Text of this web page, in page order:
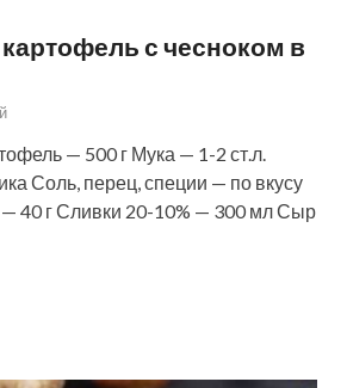
с чесноком в
— 500 г Мука — 1-2 ст.л.
Соль, перец, специи — по вкусу
40 г Сливки 20-10% — 300 мл Сыр